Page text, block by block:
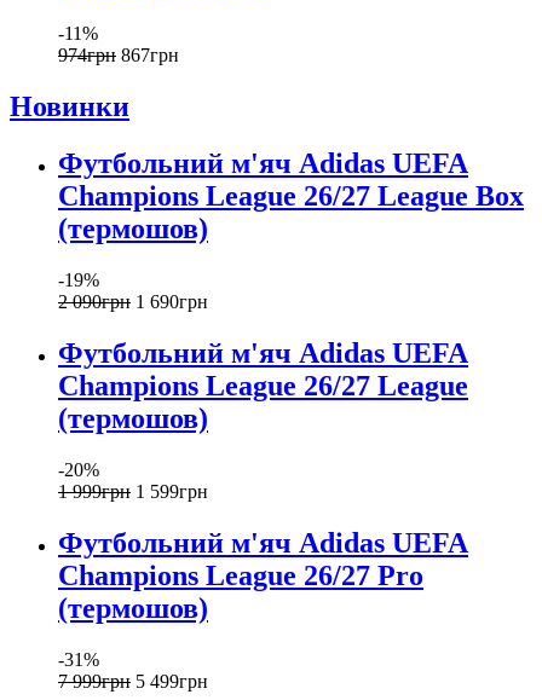
-11%
974грн 867грн
Новинки
Футбольний м'яч Adidas UEFA
Champions League 26/27 League Box
(термошов)
-19%
2 090грн 1 690грн
Футбольний м'яч Adidas UEFA
Champions League 26/27 League
(термошов)
-20%
1 999грн 1 599грн
Футбольний м'яч Adidas UEFA
Champions League 26/27 Pro
(термошов)
-31%
7 999грн 5 499грн